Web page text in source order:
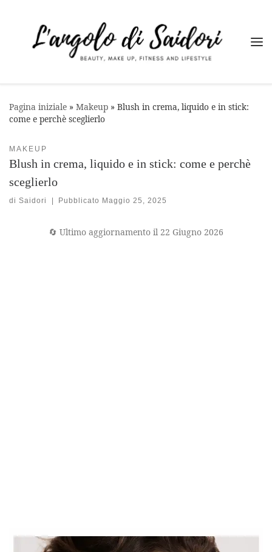
Pagina iniziale » Makeup » Blush in crema, liquido e in stick:
come e perchè sceglierlo
MAKEUP
Blush in crema, liquido e in stick: come e perchè
sceglierlo
di Saidori | Pubblicato Maggio 25, 2025
🔄 Ultimo aggiornamento il 22 Giugno 2026